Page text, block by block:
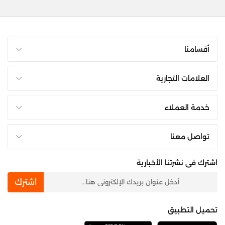
أقسامنا
العلامات التجارية
خدمة العملاء
تواصل معنا
اشترك فى نشرتنا الأخبارية
اشترك
تحميل التطبيق